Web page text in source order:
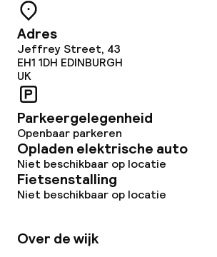
Adres
Jeffrey Street, 43
EH1 1DH EDINBURGH
UK
Parkeergelegenheid
Openbaar parkeren
Opladen elektrische auto
Niet beschikbaar op locatie
Fietsenstalling
Niet beschikbaar op locatie
Over de wijk